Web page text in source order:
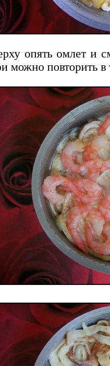
опять омлет и
можно повторить